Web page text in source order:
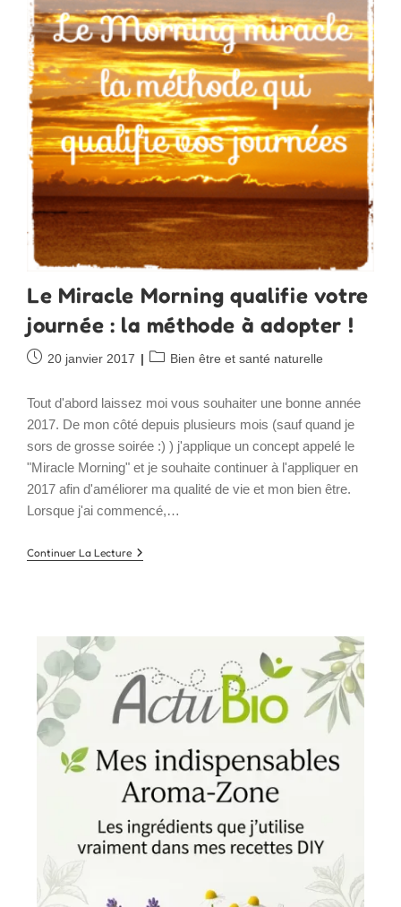
Le Miracle Morning qualifie votre
journée : la méthode à adopter !
Publication
20 janvier 2017
PostBien être et santé naturelle
Tout d'abord laissez moi vous souhaiter une bonne année
2017. De mon côté depuis plusieurs mois (sauf quand je
sors de grosse soirée :) ) j'applique un concept appelé le
"Miracle Morning" et je souhaite continuer à l'appliquer en
2017 afin d'améliorer ma qualité de vie et mon bien être.
Lorsque j'ai commencé,…
Continuer La LectureLe
Méthode
À
Adopter
!